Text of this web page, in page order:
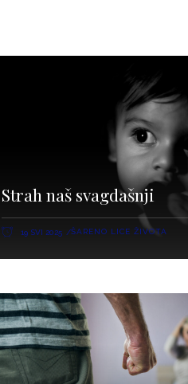
Strah naš svagdašnji
19 SVI 2025 ŠARENO LICE ŽIVOTA